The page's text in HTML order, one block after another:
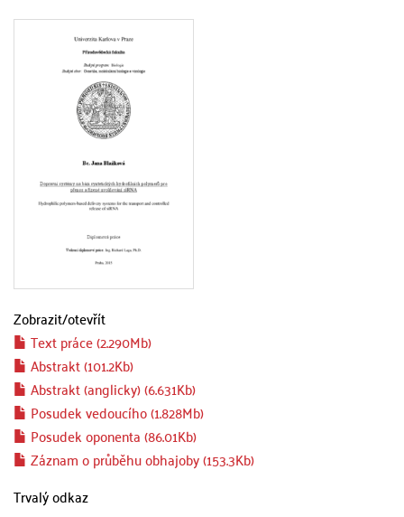
Zobrazit/otevřít
Text práce (2.290Mb)
Abstrakt (101.2Kb)
Abstrakt (anglicky) (6.631Kb)
Posudek vedoucího (1.828Mb)
Posudek oponenta (86.01Kb)
Záznam o průběhu obhajoby (153.3Kb)
Trvalý odkaz